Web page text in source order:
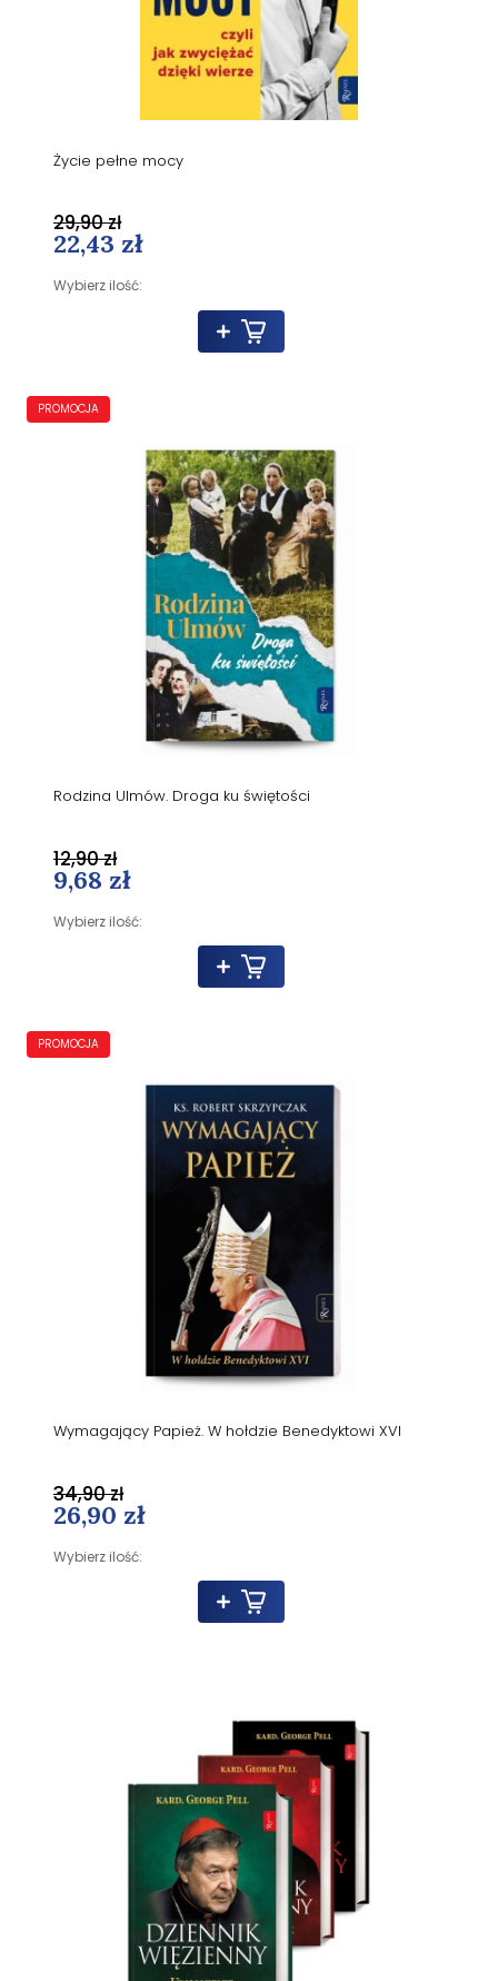
Życie pełne mocy
22,43 zł
Wybierz ilość:
29,90 zł
Rodzina Ulmów. Droga ku świętości
9,68 zł
Wybierz ilość:
12,90 zł
PROMOCJA
Wymagający Papież. W hołdzie Benedyktowi XVI
26,90 zł
Wybierz ilość:
34,90 zł
PROMOCJA